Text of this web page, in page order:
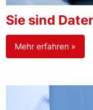
Sie sind
Mehr erfahren »